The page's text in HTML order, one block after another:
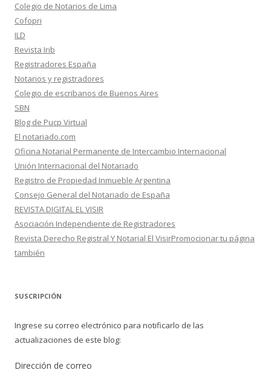
Colegio de Notarios de Lima
Cofopri
ILD
Revista Irib
Registradores España
Notarios y registradores
Colegio de escribanos de Buenos Aires
SBN
Blog de Pucp Virtual
El notariado.com
Oficina Notarial Permanente de Intercambio Internacional
Unión Internacional del Notariado
Registro de Propiedad Inmueble Argentina
Consejo General del Notariado de España
REVISTA DIGITAL EL VISIR
Asociación Independiente de Registradores
Revista Derecho Registral Y Notarial El VisirPromocionar tu página
también
SUSCRIPCIÓN
Ingrese su correo electrónico para notificarlo de las
actualizaciones de este blog:
Dirección de correo